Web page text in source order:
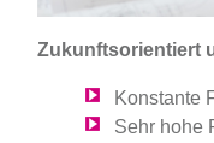
Zukunftsorientiert
Konstante
Sehr hohe